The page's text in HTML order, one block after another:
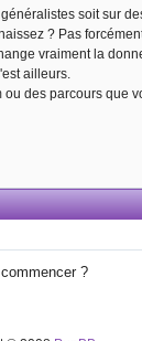
soit sur
? Pas
vraiment la
ailleurs.
ou des parcours que
?